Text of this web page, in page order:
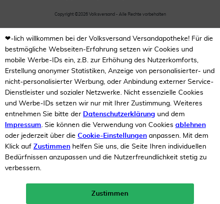
Neukunden-Rabatt ab 49€!
Copyright ©2026 Volksversand - Alle Rechte vorbehalten
❤-lich willkommen bei der Volksversand Versandapotheke! Für die
bestmögliche Webseiten-Erfahrung setzen wir Cookies und
mobile Werbe-IDs ein, z.B. zur Erhöhung des Nutzerkomforts,
Erstellung anonymer Statistiken, Anzeige von personalisierter- und
nicht-personalisierter Werbung, oder Anbindung externer Service-
Dienstleister und sozialer Netzwerke. Nicht essenzielle Cookies
und Werbe-IDs setzen wir nur mit Ihrer Zustimmung. Weiteres
entnehmen Sie bitte der Datenschutzerklärung und dem
Impressum. Sie können die Verwendung von Cookies ablehnen
oder jederzeit über die Cookie-Einstellungen anpassen. Mit dem
Klick auf Zustimmen helfen Sie uns, die Seite Ihren individuellen
Bedürfnissen anzupassen und die Nutzerfreundlichkeit stetig zu
verbessern.
Zustimmen